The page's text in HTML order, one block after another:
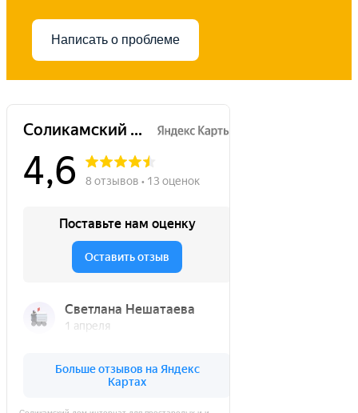
Написать о проблеме